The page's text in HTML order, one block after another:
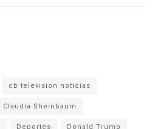
cb television noticias
Claudia Sheinbaum
Deportes Donald Trump